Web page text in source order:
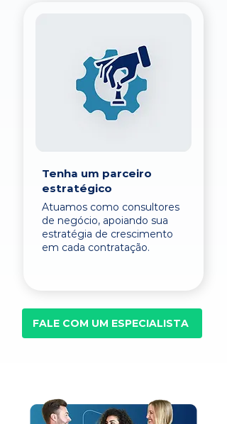
Tenha um parceiro
estratégico
Atuamos como consultores
de negócio, apoiando sua
estratégia de crescimento
em cada contratação.
FALE COM UM ESPECIALISTA